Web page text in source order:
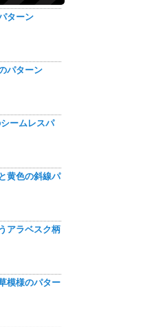
ターン
パターン
ームレスパ
黄色の斜線パ
アラベスク柄
模様のパター